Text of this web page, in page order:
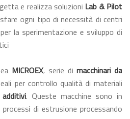
e realizza soluzioni Lab & Pilot
ogni tipo di necessità di centri
la sperimentazione e sviluppo di
MICROEX, serie di macchinari da
per controllo qualità di materiali
. Queste macchine sono in
di estrusione processando